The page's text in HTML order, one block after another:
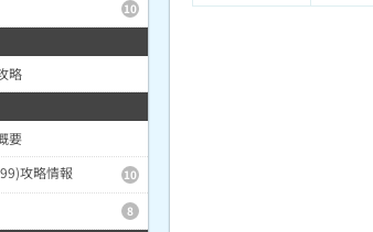
10
略
要
攻略情報
10
8